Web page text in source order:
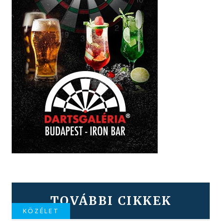
TOVÁBBI CIKKEK
KÖZÉLET